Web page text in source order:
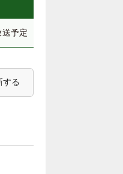
予定
する